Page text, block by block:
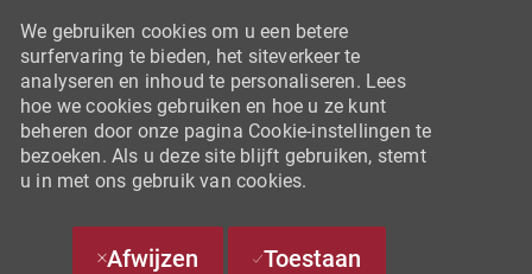
We gebruiken cookies om u een betere
surfervaring te bieden, het siteverkeer te
analyseren en inhoud te personaliseren. Lees
hoe we cookies gebruiken en hoe u ze kunt
beheren door onze pagina Cookie-instellingen te
bezoeken. Als u deze site blijft gebruiken, stemt
u in met ons gebruik van cookies.
Afwijzen Toestaan